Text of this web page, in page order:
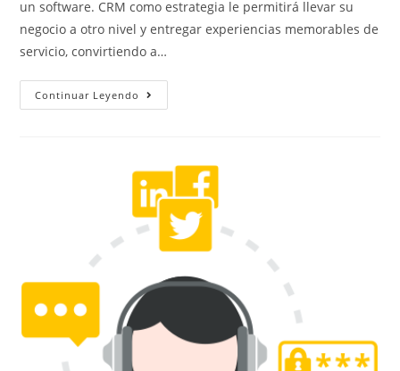
un software. CRM como estrategia le permitirá llevar su
negocio a otro nivel y entregar experiencias memorables de
servicio, convirtiendo a…
Continuar Leyendo